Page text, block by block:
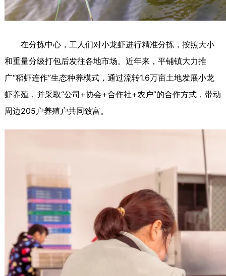
在分拣中心，工人们对小龙虾进行精准分拣，按照大小
和重量分级打包后发往各地市场。近年来，平铺镇大力推
广“稻虾连作”生态种养模式，通过流转1.6万亩土地发展小龙
虾养殖，并采取“公司+协会+合作社+农户”的合作方式，带动
周边205户养殖户共同致富。